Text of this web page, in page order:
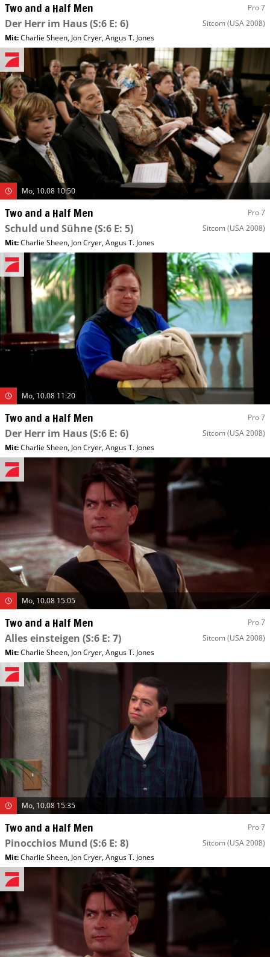
Two and a Half Men Pro 7
Der Herr im Haus(S:6 E: 6) Sitcom (USA 2008)
Mit:Charlie Sheen, Jon Cryer,Angus T. Jones
Mo, 10.08 10:50
Two and a Half Men Pro 7
Schuld und Sühne(S:6 E: 5) Sitcom (USA 2008)
Mit:Charlie Sheen, Jon Cryer,Angus T. Jones
Mo, 10.08 11:20
Two and a Half Men Pro 7
Der Herr im Haus(S:6 E: 6) Sitcom (USA 2008)
Mit:Charlie Sheen, Jon Cryer,Angus T. Jones
Mo, 10.08 15:05
Two and a Half Men Pro 7
Alles einsteigen (S:6 E: 7) Sitcom (USA 2008)
Mit:Charlie Sheen, Jon Cryer,Angus T. Jones
Mo, 10.08 15:35
Two and a Half Men Pro 7
Pinocchios Mund (S:6 E: 8) Sitcom (USA 2008)
Mit:Charlie Sheen, Jon Cryer,Angus T. Jones